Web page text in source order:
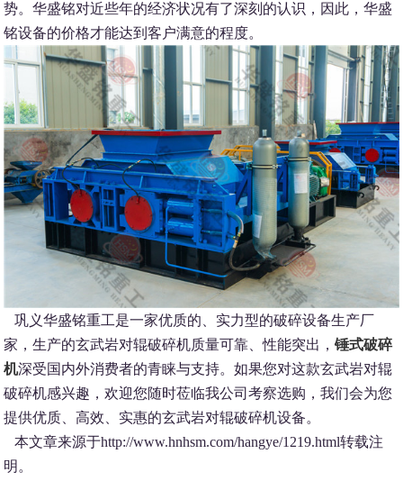
势。华盛铭对近些年的经济状况有了深刻的认识，因此，华盛
铭设备的价格才能达到客户满意的程度。
巩义华盛铭重工是一家优质的、实力型的破碎设备生产厂
家，生产的玄武岩对辊破碎机质量可靠、性能突出，锤式破碎
机深受国内外消费者的青睐与支持。如果您对这款玄武岩对辊
破碎机感兴趣，欢迎您随时莅临我公司考察选购，我们会为您
提供优质、高效、实惠的玄武岩对辊破碎机设备。
本文章来源于http://www.hnhsm.com/hangye/1219.html转载注
明。